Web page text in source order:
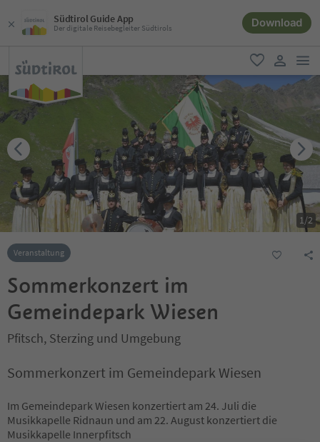
Südtirol Guide App
Der digitale Reisebegleiter Südtirols Download
favorit
user link
1/2
Veranstaltung
Sommerkonzert im
Gemeindepark Wiesen
Pfitsch, Sterzing und Umgebung
Sommerkonzert im Gemeindepark Wiesen
Im Gemeindepark Wiesen konzertiert am 24. Juli die
Musikkapelle Ridnaun und am 22. August konzertiert die
Musikkapelle Innerpfitsch